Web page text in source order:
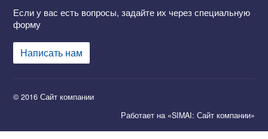
Если у вас есть вопросы, задайте их через специальную
форму
Написать нам
© 2016 Сайт компании
Работает на «SIMAI: Сайт компании»